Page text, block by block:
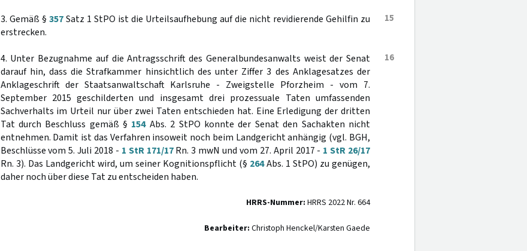
15
3. Gemäß § 357Satz 1 StPO ist die Urteilsaufhebung auf die nicht revidierende Gehilfin zu
erstrecken.
16
4. Unter Bezugnahme auf die Antragsschrift des Generalbundesanwalts weist der Senat
darauf hin, dass die Strafkammer hinsichtlich des unter Ziffer 3 des Anklagesatzes der
Anklageschrift der Staatsanwaltschaft Karlsruhe - Zweigstelle Pforzheim - vom 7.
September 2015 geschilderten und insgesamt drei prozessuale Taten umfassenden
Sachverhalts im Urteil nur über zwei Taten entschieden hat. Eine Erledigung der dritten
Tat durch Beschluss gemäß § 154Abs. 2 StPO konnte der Senat den Sachakten nicht
entnehmen. Damit ist das Verfahren insoweit noch beim Landgericht anhängig (vgl. BGH,
Beschlüsse vom 5. Juli 2018 - 1 StR 171/17Rn. 3 mwN und vom 27. April 2017 - 1 StR 26/17
Rn. 3). Das Landgericht wird, um seiner Kognitionspflicht (§ 264Abs. 1 StPO) zu genügen,
daher noch über diese Tat zu entscheiden haben.
HRRS-Nummer: HRRS 2022 Nr. 664
Bearbeiter: Christoph Henckel/Karsten Gaede